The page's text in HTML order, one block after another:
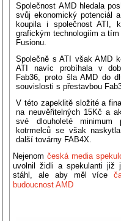
Společnost AMD hledala
svůj ekonomický potenciál
koupila i společnost ATI,
grafickým technologiím a
Fusionu.
Společně s ATI však AMD
ATI navíc probíhala v
Fab36, proto šla AMD do
souvislosti s přestavbou
V této zapeklitě složité a
na neuvěřitelných 15Kč a
své dlouholeté minimum
kotrmelců se však
další továrny FAB4X.
Nejenomčeská media
uvolnil židli a spekulanti již
stáhl, ale aby měl více
budoucnost AMD